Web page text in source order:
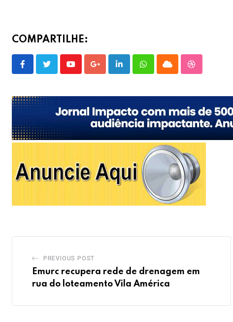
COMPARTILHE:
YoutubeGoogle+LinkedInWhatsappCloud StumbleUpon
PREVIOUS POST
Emurc recupera rede de drenagem em
rua do loteamento Vila América